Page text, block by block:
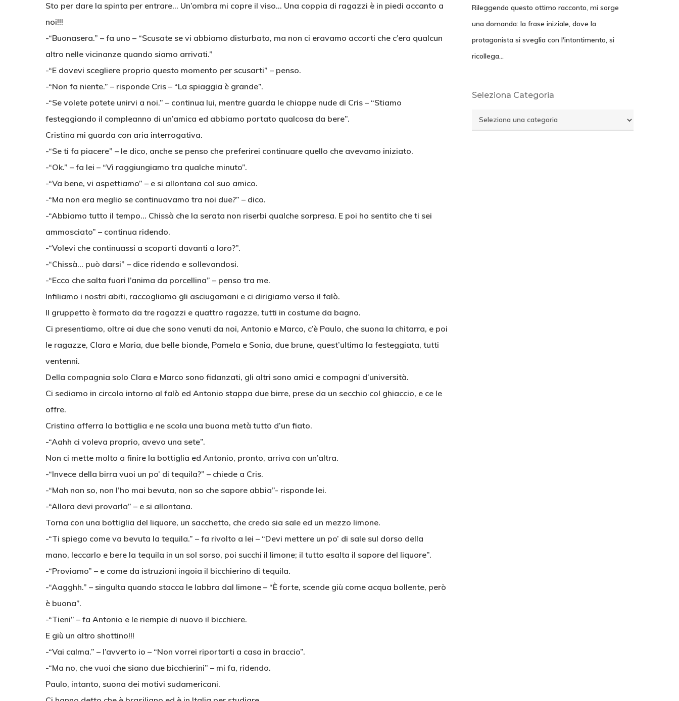
Sto per dare la spinta per entrare… Un’ombra mi copre il viso… Una coppia di ragazzi è in piedi accanto a
noi!!!
-“Buonasera.” – fa uno – “Scusate se vi abbiamo disturbato, ma non ci eravamo accorti che c’era qualcun
altro nelle vicinanze quando siamo arrivati.”
-“E dovevi scegliere proprio questo momento per scusarti” – penso.
-“Non fa niente.” – risponde Cris – “La spiaggia è grande”.
-“Se volete potete unirvi a noi.” – continua lui, mentre guarda le chiappe nude di Cris – “Stiamo
festeggiando il compleanno di un’amica ed abbiamo portato qualcosa da bere”.
Cristina mi guarda con aria interrogativa.
-“Se ti fa piacere” – le dico, anche se penso che preferirei continuare quello che avevamo iniziato.
-“Ok.” – fa lei – “Vi raggiungiamo tra qualche minuto”.
-“Va bene, vi aspettiamo” – e si allontana col suo amico.
-“Ma non era meglio se continuavamo tra noi due?” – dico.
-“Abbiamo tutto il tempo… Chissà che la serata non riserbi qualche sorpresa. E poi ho sentito che ti sei
ammosciato” – continua ridendo.
-“Volevi che continuassi a scoparti davanti a loro?”.
-“Chissà… può darsi” – dice ridendo e sollevandosi.
-“Ecco che salta fuori l’anima da porcellina” – penso tra me.
Infiliamo i nostri abiti, raccogliamo gli asciugamani e ci dirigiamo verso il falò.
Il gruppetto è formato da tre ragazzi e quattro ragazze, tutti in costume da bagno.
Ci presentiamo, oltre ai due che sono venuti da noi, Antonio e Marco, c’è Paulo, che suona la chitarra, e poi
le ragazze, Clara e Maria, due belle bionde, Pamela e Sonia, due brune, quest’ultima la festeggiata, tutti
ventenni.
Della compagnia solo Clara e Marco sono fidanzati, gli altri sono amici e compagni d’università.
Ci sediamo in circolo intorno al falò ed Antonio stappa due birre, prese da un secchio col ghiaccio, e ce le
offre.
Cristina afferra la bottiglia e ne scola una buona metà tutto d’un fiato.
-“Aahh ci voleva proprio, avevo una sete”.
Non ci mette molto a finire la bottiglia ed Antonio, pronto, arriva con un’altra.
-“Invece della birra vuoi un po’ di tequila?” – chiede a Cris.
-“Mah non so, non l’ho mai bevuta, non so che sapore abbia”- risponde lei.
-“Allora devi provarla” – e si allontana.
Torna con una bottiglia del liquore, un sacchetto, che credo sia sale ed un mezzo limone.
-“Ti spiego come va bevuta la tequila.” – fa rivolto a lei – “Devi mettere un po’ di sale sul dorso della
mano, leccarlo e bere la tequila in un sol sorso, poi succhi il limone; il tutto esalta il sapore del liquore”.
-“Proviamo” – e come da istruzioni ingoia il bicchierino di tequila.
-“Aagghh.” – singulta quando stacca le labbra dal limone – “È forte, scende giù come acqua bollente, però
è buona”.
-“Tieni” – fa Antonio e le riempie di nuovo il bicchiere.
E giù un altro shottino!!!
-“Vai calma.” – l’avverto io – “Non vorrei riportarti a casa in braccio”.
-“Ma no, che vuoi che siano due bicchierini” – mi fa, ridendo.
Paulo, intanto, suona dei motivi sudamericani.
Rileggendo questo ottimo racconto, mi sorge
una domanda: la frase iniziale, dove la
protagonista si sveglia con l'intontimento, si
ricollega…
Seleziona Categoria
Seleziona
Categoria